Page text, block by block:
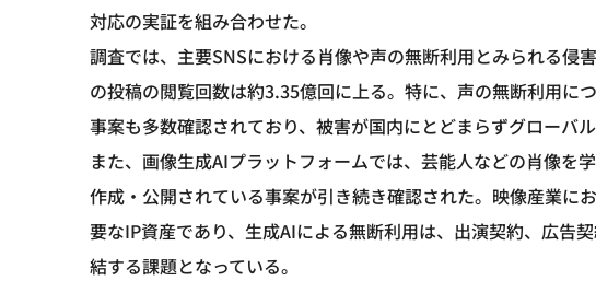
対応の実証を組み合わせた。
調査では、主要SNSにおける肖像や声の無断利用とみられる侵
の投稿の閲覧回数は約3.35億回に上る。特に、声の無断利用に
事案も多数確認されており、被害が国内にとどまらずグローバ
また、画像生成AIプラットフォームでは、芸能人などの肖像を
作成・公開されている事案が引き続き確認された。映像産業に
要なIP資産であり、生成AIによる無断利用は、出演契約、広告
結する課題となっている。